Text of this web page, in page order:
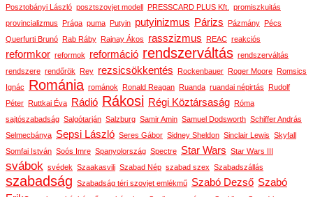
Posztobányi László posztszovjet modell PRESSCARD PLUS Kft.
promiszkuitás
provincializmus
Prága puma Putyin putyinizmus Párizs Pázmány
Pécs
Querfurti Brunó
Rab Ráby Rajnay Ákos rasszizmus REAC reakciós
reformkor reformok reformáció rendszerváltás rendszerváltás
rendszere rendőrök Rey rezsicsökkentés Rockenbauer Roger Moore
Romsics
Ignác
Románia románok Ronald Reagan Ruanda ruandai népirtás
Rudolf
Péter
Ruttkai Éva Rádió Rákosi Régi Köztársaság
Róma
sajtószabadság Salgótarján Salzburg Samir Amin Samuel Dodsworth Schiffer András
Selmecbánya Sepsi László Seres Gábor Sidney Sheldon Sinclair Lewis Skyfall
Somfai István Soós Imre Spanyolország Spectre Star Wars Star Wars III
svábok svédek Szaakasvili Szabad Nép szabad szex Szabadszállás
szabadság Szabadság téri szovjet emlékmű Szabó Dezső Szabó